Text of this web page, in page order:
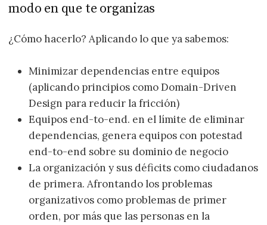
modo en que te organizas
¿Cómo hacerlo? Aplicando lo que ya sabemos:
Minimizar dependencias entre equipos
(aplicando principios como Domain-Driven
Design para reducir la fricción)
Equipos end-to-end. en el límite de eliminar
dependencias, genera equipos con potestad
end-to-end sobre su dominio de negocio
La organización y sus déficits como ciudadanos
de primera. Afrontando los problemas
organizativos como problemas de primer
orden, por más que las personas en la